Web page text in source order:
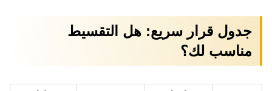
جدول قرار سريع: هل التقسيط
مناسب لك؟